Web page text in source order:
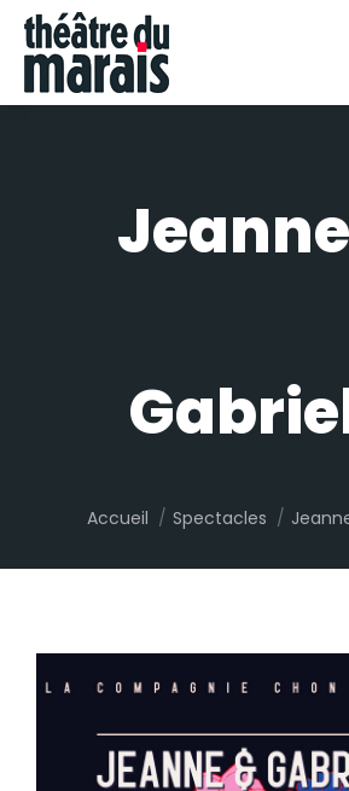
Vous êtes ici :
Accueil Spectacles